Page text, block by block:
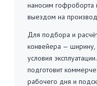
наносим гофроборта
выездом на
Для подбора и
конвейера — ширину,
условия
подготовит
рабочего дня и